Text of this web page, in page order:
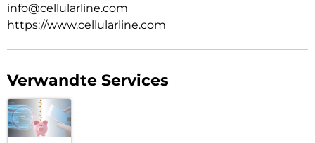
info@cellularline.com
https://www.cellularline.com
Verwandte Services